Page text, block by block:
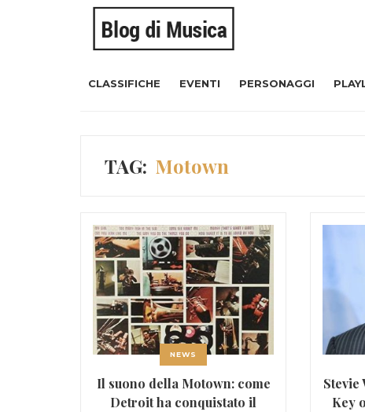
CLASSIFICHE EVENTI PERSONAGGI
TAG: Motown
NEWS
Il suono della Motown: come
Detroit ha conquistato il
Stevie
Key